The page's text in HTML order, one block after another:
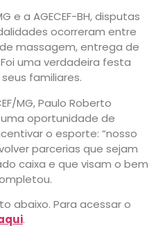
e a AGECEF-BH, disputas
ocorreram entre
massagem, entrega de
uma verdadeira festa
familiares.
MG, Paulo Roberto
oportunidade de
o esporte: “nosso
parcerias que sejam
caixa e que visam o bem
abaixo. Para acessar o
.